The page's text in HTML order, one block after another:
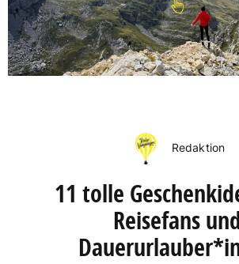
Redaktion
11 tolle
Reisefans